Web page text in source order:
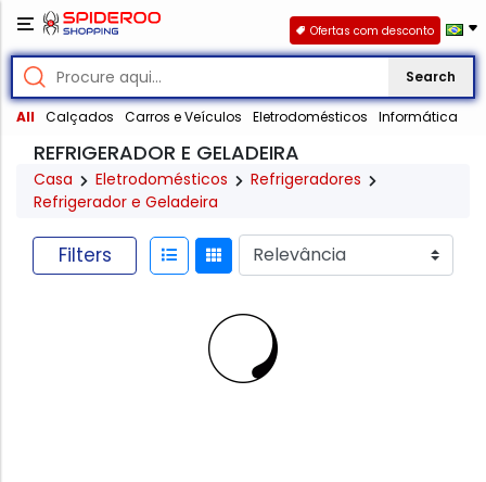
Search
All Calçados Carros e Veículos Eletrodomésticos Informática
Ofertas com desconto
REFRIGERADOR E GELADEIRA
Casa Eletrodomésticos
Refrigeradores
Refrigerador e Geladeira
Filters